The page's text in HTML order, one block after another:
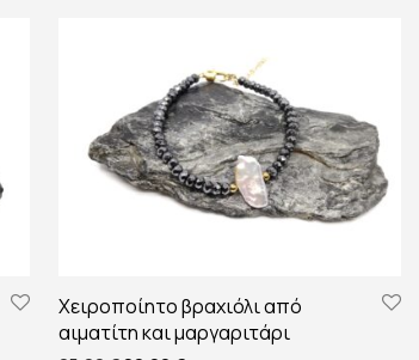
Χειροποίητο βραχιόλι από
αιματίτη και μαργαριτάρι